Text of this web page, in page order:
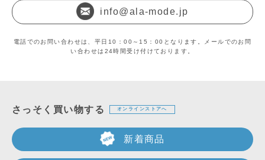
info@ala-mode.jp
電話でのお問い合わせは、平日10：00～15：00となります。メールでのお問
い合わせは24時間受け付けております。
さっそく買い物する オンラインストアへ
新着商品